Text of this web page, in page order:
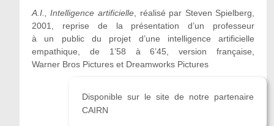
A.I., Intelligence artificielle , réalisé par Steven Spielberg,
2001, reprise de la présentation d’un professeur
à un public du projet d’une intelligence artificielle
empathique, de 1’58 à 6’45, version française,
Warner Bros Pictures et Dreamworks Pictures
Disponible sur le site de notre partenaire
CAIRN